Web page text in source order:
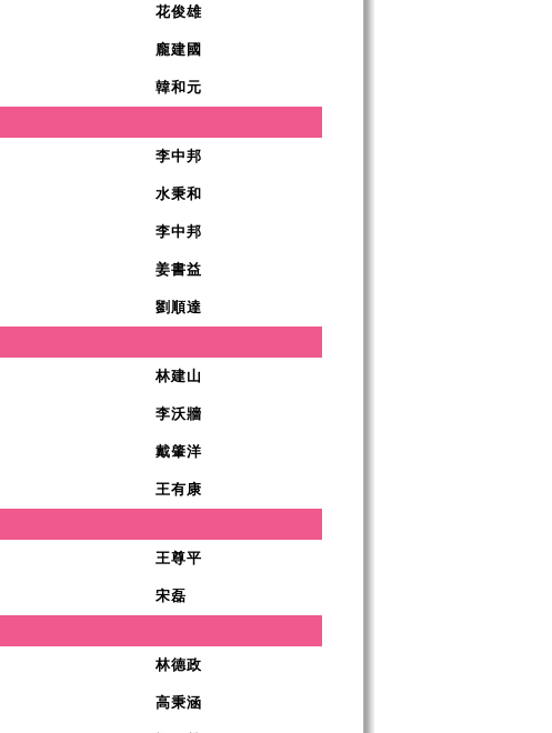
花俊雄
龐建國
韓和元
李中邦
水秉和
李中邦
姜書益
劉順達
林建山
李沃牆
戴肇洋
王有康
王尊平
宋磊
林德政
高秉涵